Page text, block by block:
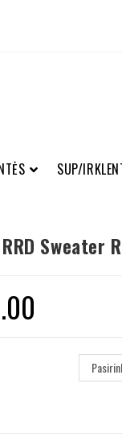
SUP/
RRD